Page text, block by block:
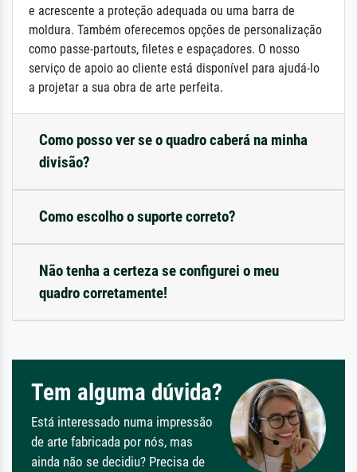
e acrescente a proteção adequada ou uma barra de
moldura. Também oferecemos opções de personalização
como passe-partouts, filetes e espaçadores. O nosso
serviço de apoio ao cliente está disponível para ajudá-lo
a projetar a sua obra de arte perfeita.
Como posso ver se o quadro caberá na minha
divisão?
Como escolho o suporte correto?
Não tenha a certeza se configurei o meu
quadro corretamente!
Tem alguma dúvida?
Está interessado numa impressão
de arte fabricada por nós, mas
ainda não se decidiu? Precisa de